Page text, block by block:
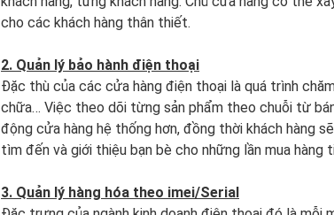
cho các khách hàng thân thiết.
2. Quản lý bảo hành điện thoại
Đặc thù của các cửa hàng điện thoại là quá trình
chữa… Việc theo dõi từng sản phẩm theo chuỗi từ
động cửa hàng hệ thống hơn, đồng thời khách hàng
tìm đến và giới thiệu bạn bè cho những lần mua hàng
3. Quản lý hàng hóa theo imei/Serial